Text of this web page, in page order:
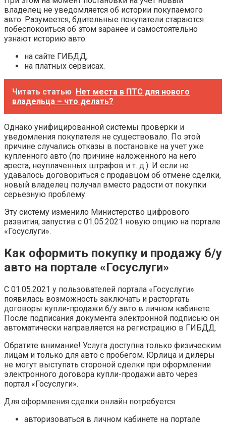
владелец не уведомляется об истории покупаемого
авто. Разумеется, бдительные покупатели стараются
побеспокоиться об этом заранее и самостоятельно
узнают историю авто:
на сайте ГИБДД;
на платных сервисах.
Читать статью Нет места в ПТС для нового
владельца – что делать?
Однако унифицированной системы проверки и
уведомления покупателя не существовало. По этой
причине случались отказы в постановке на учет уже
купленного авто (по причине наложенного на него
ареста, неуплаченных штрафов и т. д.). И если не
удавалось договориться с продавцом об отмене сделки,
новый владелец получал вместо радости от покупки
серьезную проблему.
Эту систему изменило Министерство цифрового
развития, запустив с 01.05.2021 новую опцию на портале
«Госуслуги».
Как оформить покупку и продажу б/у
авто на портале «Госуслуги»
С 01.05.2021 у пользователей портала «Госуслуги»
появилась возможность заключать и расторгать
договоры купли-продажи б/у авто в личном кабинете.
После подписания документа электронной подписью он
автоматически направляется на регистрацию в ГИБДД.
Обратите внимание! Услуга доступна только физическим
лицам и только для авто с пробегом. Юрлица и дилеры
не могут выступать стороной сделки при оформлении
электронного договора купли-продажи авто через
портал «Госуслуги».
Для оформления сделки онлайн потребуется:
авторизоваться в личном кабинете на портале